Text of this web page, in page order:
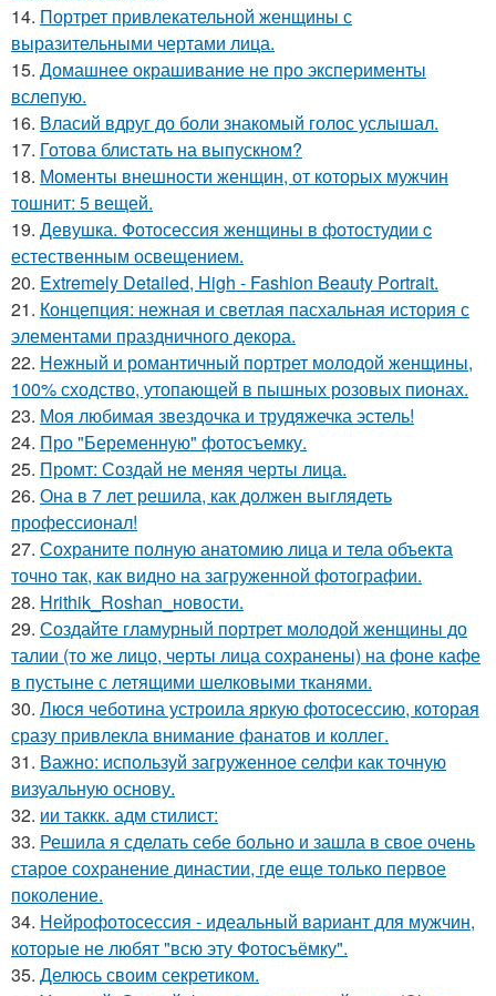
14. Портрет привлекательной женщины с
выразительными чертами лица.
15. Домашнее окрашивание не про эксперименты
вслепую.
16. Власий вдруг до боли знакомый голос услышал.
17. Готова блистать на выпускном?
18. Моменты внешности женщин, от которых мужчин
тошнит: 5 вещей.
19. Девушка. Фотосессия женщины в фотостудии c
естественным освещением.
20. Extremely Detailed, High - Fashion Beauty Portrait.
21. Концепция: нежная и светлая пасхальная история с
элементами праздничного декора.
22. Нежный и романтичный портрет молодой женщины,
100% сходство, утопающей в пышных розовых пионах.
23. Моя любимая звездочка и трудяжечка эстель!
24. Про "Беременную" фотосъемку.
25. Промт: Создай не меняя черты лица.
26. Она в 7 лет решила, как должен выглядеть
профессионал!
27. Сохраните полную анатомию лица и тела объекта
точно так, как видно на загруженной фотографии.
28. Hrithik_Roshan_новости.
29. Создайте гламурный портрет молодой женщины до
талии (то же лицо, черты лица сохранены) на фоне кафе
в пустыне с летящими шелковыми тканями.
30. Люся чеботина устроила яркую фотосессию, которая
сразу привлекла внимание фанатов и коллег.
31. Важно: используй загруженное селфи как точную
визуальную основу.
32. ии таккк. адм стилист:
33. Решила я сделать себе больно и зашла в свое очень
старое сохранение династии, где еще только первое
поколение.
34. Нейрофотосессия - идеальный вариант для мужчин,
которые не любят "всю эту Фотосъёмку".
35. Делюсь своим секретиком.